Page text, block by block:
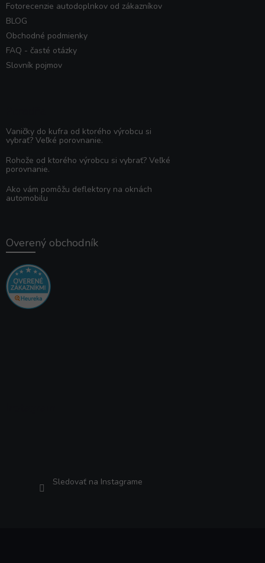
Fotorecenzie autodoplnkov od zákazníkov
BLOG
Obchodné podmienky
FAQ - časté otázky
Slovník pojmov
Vaničky do kufra od ktorého výrobcu si
vybrať? Veľké porovnanie.
Rohože od ktorého výrobcu si vybrať? Veľké
porovnanie.
Ako vám pomôžu deflektory na oknách
automobilu
Overený obchodník
Sledovať na Instagrame